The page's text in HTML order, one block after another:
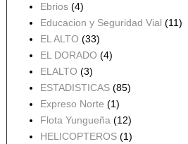
Ebrios (4)
Educacion y Seguridad Vial (11)
EL ALTO (33)
EL DORADO (4)
ELALTO (3)
ESTADISTICAS (85)
Expreso Norte (1)
Flota Yungueña (12)
HELICOPTEROS (1)